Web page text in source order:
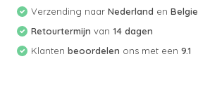
Verzending naarNederland enBelgie
Retourtermijn van 14 dagen
Klantenbeoordelen ons met een9.1